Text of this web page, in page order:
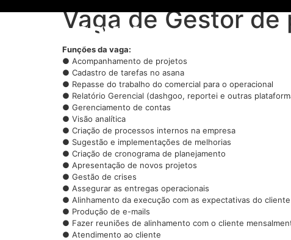
Cases
Vaga de Gestor de
Funções da vaga:
● Acompanhamento de projetos
● Cadastro de tarefas no asana
● Repasse do trabalho do comercial para o operacional
● Relatório Gerencial (dashgoo, reportei e outras
● Gerenciamento de contas
● Visão analítica
● Criação de processos internos na empresa
● Sugestão e implementações de melhorias
● Criação de cronograma de planejamento
● Apresentação de novos projetos
● Gestão de crises
● Assegurar as entregas operacionais
● Alinhamento da execução com as expectativas do cliente
● Produção de e-mails
● Fazer reuniões de alinhamento com o cliente
● Atendimento ao cliente